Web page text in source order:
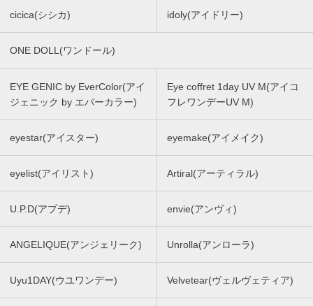
cicica(シシカ) idoly(アイドリー)
ONE DOLL(ワンドール)
EYE GENIC by EverColor(アイ
ジェニック by エバーカラー)
Eye coffret 1day UV M(アイコ
フレワンデーUV M)
eyestar(アイスター) eyemake(アイメイク)
eyelist(アイリスト) Artiral(アーティラル)
U.P.D(アプデ) envie(アンヴィ)
ANGELIQUE(アンジェリーク) Unrolla(アンローラ)
Uyu1DAY(ウユワンデー) Velvetear(ヴェルヴェティア)